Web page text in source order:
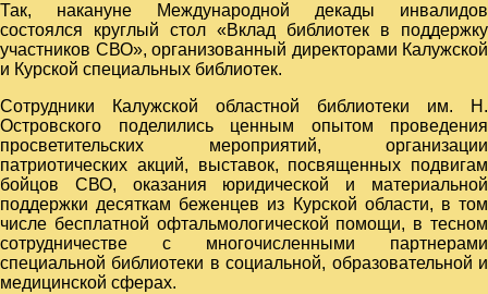
Так, накануне Международной декады инвалидов
состоялся круглый стол «Вклад библиотек в поддержку
участников СВО», организованный директорами Калужской
и Курской специальных библиотек.
Сотрудники Калужской областной библиотеки им. Н.
Островского поделились ценным опытом проведения
просветительских мероприятий, организации
патриотических акций, выставок, посвященных подвигам
бойцов СВО, оказания юридической и материальной
поддержки десяткам беженцев из Курской области, в том
числе бесплатной офтальмологической помощи, в тесном
сотрудничестве с многочисленными партнерами
специальной библиотеки в социальной, образовательной и
медицинской сферах.